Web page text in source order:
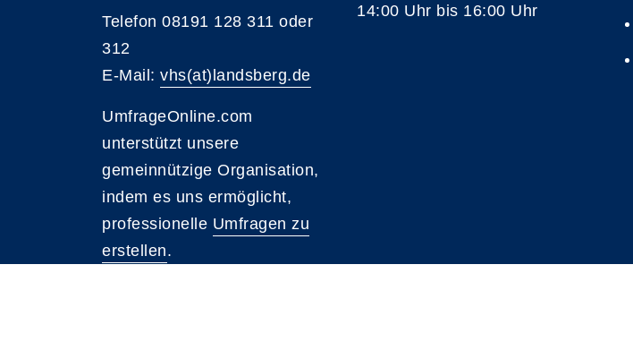
Telefon 08191 128 311 oder
312
E-Mail: vhs(at)landsberg.de
UmfrageOnline.com
unterstützt unsere
gemeinnützige Organisation,
indem es uns ermöglicht,
professionelle Umfragen zu
erstellen.
14:00 Uhr bis 16:00 Uhr